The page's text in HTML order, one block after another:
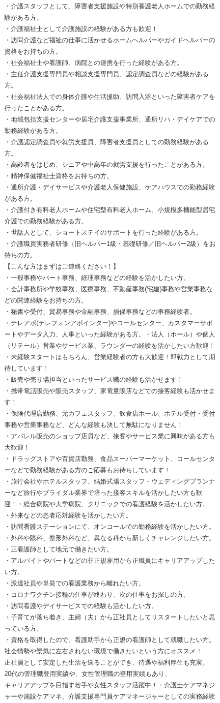
・介護スタッフとして、障害者支援施設や特別養護老人ホームでの勤務経
験がある方。
・介護福祉士として介護施設の経験がある方も歓迎！
・訪問介護など福祉の仕事に活かせるホームヘルパーやガイドヘルパーの
資格をお持ちの方。
・社会福祉士や看護師、病院との連携を行った経験がある方。
・主任介護支援専門員や相談支援専門員、認定調査員などの経験がある
方。
・社会福祉法人での身体介護や生活援助、訪問入浴といった障害者ケアを
行ったことがある方。
・地域包括支援センターや居宅介護支援事業所、通所リハ・デイケアでの
勤務経験がある方。
・介護認定調査員や就労支援員、障害者支援員としての勤務経験がある
方。
・高齢者をはじめ、シニアや中高年の就労支援を行ったことがある方。
・精神保健福祉士資格をお持ちの方。
・通所介護・デイサービスや介護老人保健施設、ケアハウスでの勤務経験
がある方。
・介護付き有料老人ホームや住宅型有料老人ホーム、小規模多機能型居宅
介護での勤務経験がある方。
・世話人として、ショートステイのサポートを行った経験がある方。
・介護職員実務者研修（旧ヘルパー1級・基礎研修／旧ヘルパー2級）をお
持ちの方。
【こんな方はまずはご連絡ください！】
・一般事務やパート事務、経理事務などの経験を活かしたい方。
・会計事務所や学校事務、医療事務、不動産事務(宅建)事務や営業事務な
どの関連経験をお持ちの方。
・秘書や受付、貿易事務や金融事務、損保事務などの事務経験者。
・テレアポ(テレフォンアポインター)やコールセンター、カスタマーサポ
ートやデータ入力、人事といった経験がある方。・法人（ホール）や個人
（リテール）営業やサービス業、ラウンダーの経験を活かしたい方歓迎！
・未経験スタートはもちろん、営業経験者の方も大歓迎！即戦力として期
待しています！
・販売や売り場担当といったサービス職の経験も活かせます！
・携帯電話販売や販売スタッフ、家電量販店などでの接客経験も活かせま
す！
・保険代理店勤務、元カフェスタッフ、飲食店ホール、ホテル受付・受付
事務や営業事務など、どんな経験も決して無駄になりません！
・アパレル販売のショップ店員など、接客やサービス業に興味がある方も
大歓迎！
・ドラッグストアや百貨店勤務、食品スーパーマーケット、コールセンタ
ーなどで勤務経験がある方のご応募もお待ちしています！
・旅行会社やホテルスタッフ、結婚式場スタッフ・ウェディングプランナ
ーなど旅行やブライダル業界で培った接客スキルを活かしたい方も歓
迎！・総合病院や大学病院、クリニックでの看護経験を活かしたい方。
・外来などの患者応対経験を活かしたい方。
・訪問看護ステーションにて、オンコールでの勤務経験を活かしたい方。
・外科や眼科、整形外科など、異なる科から新しくチャレンジしたい方。
・正看護師として地元で働きたい方。
・アルバイトやパートなどの非正規雇用から正職員にキャリアアップした
い方。
・派遣社員や単発での看護業務から離れたい方。
・コロナワクチン接種の仕事が終わり、次の仕事をお探しの方。
・訪問看護やデイサービスでの経験も活かしたい方。
・子育てが落ち着き、主婦（夫）から正社員としてリスタートしたいと思
っている方。
・資格を取得したので、看護助手から正規の看護師として就職したい方。
社会情勢や景気に左右されない環境で働きたいという方にオススメ！
正社員として安定した生活を送ることができ、待遇や福利厚生も充実。
20代の管理職登用実績や、女性管理職の登用実績もあり、
キャリアアップを目指す若手や女性スタッフ活躍中！・介護士ケアマネジ
ャーや施設ケアマネ、介護支援専門員ケアマネージャーとしての実務経験